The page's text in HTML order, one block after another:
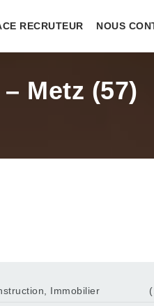
RECRUTEUR NOUS
Metz (57)
Immobilier